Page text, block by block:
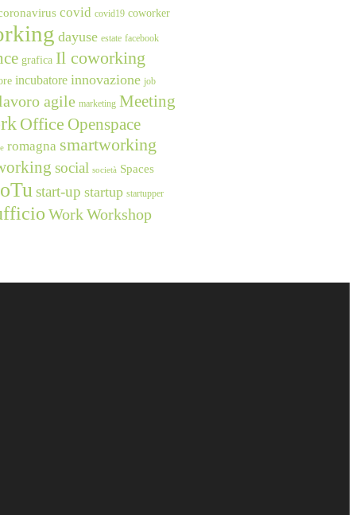
covid covid19 coworker
dayuse estate facebook
grafica Il coworking
incubatore innovazione job
agile marketing Meeting
Office Openspace
romagna smartworking
social società Spaces
start-up startup startupper
WorkWorkshop